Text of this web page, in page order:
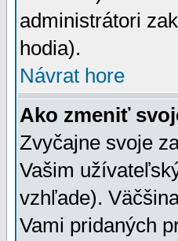
administrátori
hodia).
Návrat hore
Ako zmeniť
Zvyčajne svoje
Vašim
vzhľade).
Vami pridaných